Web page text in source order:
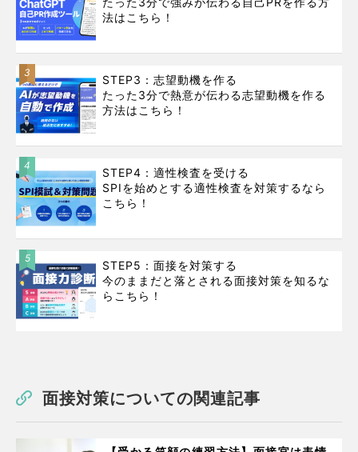
法はこちら！
3
STEP3：志望動機を作る
たった3分で熱意が伝わる志望動機を作る
方法はこちら！
4
STEP4：適性検査を受ける
SPIを始めとする適性検査を対策するなら
こちら！
5
STEP5：面接を対策する
今のままだと落とされる面接対策を知るな
らこちら！
面接対策についての関連記事